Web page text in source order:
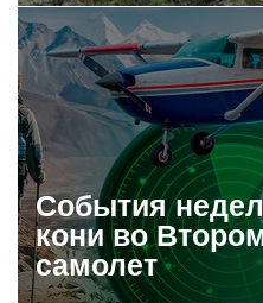
События
кони во
самолет